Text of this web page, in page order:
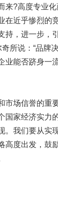
来?高度专业
在近乎惨烈的
持，进一步，
所说：“品牌
业能否跻身一
市场信誉的重
国家经济实力
。我们要从实
高度出发，鼓